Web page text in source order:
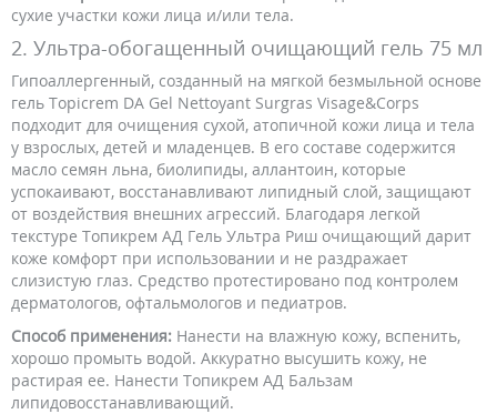
сухие участки кожи лица и/или тела.
2. Ультра-обогащенный очищающий гель 75 мл
Гипоаллергенный, созданный на мягкой безмыльной основе
гель Topicrem DA Gel Nettoyant Surgras Visage&Corps
подходит для очищения сухой, атопичной кожи лица и тела
у взрослых, детей и младенцев. В его составе содержится
масло семян льна, биолипиды, аллантоин, которые
успокаивают, восстанавливают липидный слой, защищают
от воздействия внешних агрессий. Благодаря легкой
текстуре Топикрем АД Гель Ультра Риш очищающий дарит
коже комфорт при использовании и не раздражает
слизистую глаз. Средство протестировано под контролем
дерматологов, офтальмологов и педиатров.
Способ применения: Нанести на влажную кожу, вспенить,
хорошо промыть водой. Аккуратно высушить кожу, не
растирая ее. Нанести Топикрем АД Бальзам
липидовосстанавливающий.